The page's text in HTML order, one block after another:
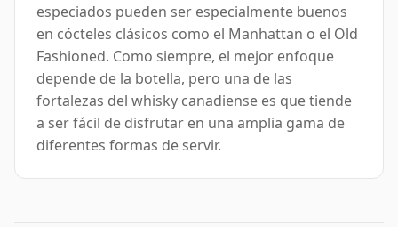
especiados pueden ser especialmente buenos
en cócteles clásicos como el Manhattan o el Old
Fashioned. Como siempre, el mejor enfoque
depende de la botella, pero una de las
fortalezas del whisky canadiense es que tiende
a ser fácil de disfrutar en una amplia gama de
diferentes formas de servir.